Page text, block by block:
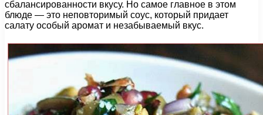
сбалансированности вкусу. Но самое главное в этом
блюде — это неповторимый соус, который придает
салату особый аромат и незабываемый вкус.